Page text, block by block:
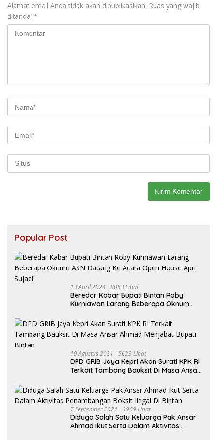
Alamat email Anda tidak akan dipublikasikan. Ruas yang wajib
ditandai *
Popular Post
13 April 2024 8053 Lihat
Beredar Kabar Bupati Bintan Roby
Kurniawan Larang Beberapa Oknum
Sujadi
19 Agustus 2021 5623 Lihat
DPD GRIB Jaya Kepri Akan Surati KPK RI
Terkait Tambang Bauksit Di Masa Ansar
7 September 2021 3969 Lihat
Diduga Salah Satu Keluarga Pak Ansar
Ahmad Ikut Serta Dalam Aktivitas